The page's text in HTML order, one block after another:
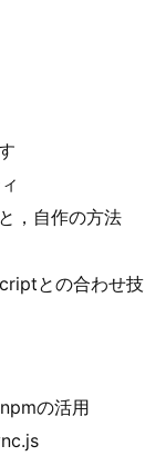
，自作の方法
との合わせ技
の活用